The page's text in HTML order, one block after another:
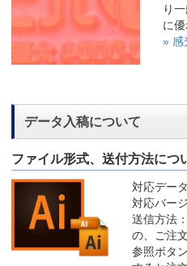
り
に優
» 感
データ入稿について
ファイル形式、送付方法につ
対応デー
対応バー
送信方法
の、ご注
参照ボタ